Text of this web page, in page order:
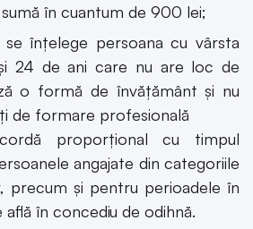
în cuantum de 900 lei;
se înțelege persoana cu vârsta
24 de ani care nu are loc de
o formă de învăţământ şi nu
de formare profesională
proporţional cu timpul
angajate din categoriile
precum şi pentru perioadele în
în concediu de odihnă.